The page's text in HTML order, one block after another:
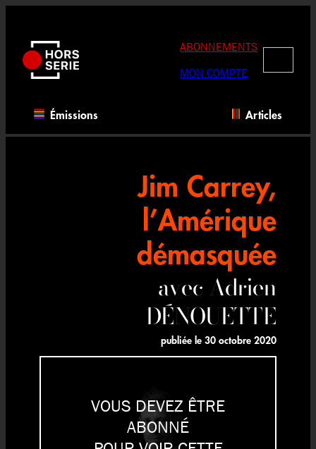
contenu
ABONNEMENTS
MON COMPTE
Émissions Articles
Jim Carrey,
l’Amérique
démasquée
avec Adrien
DÉNOUETTE
publiée le 30 octobre 2020
VOUS DEVEZ ÊTRE
ABONNÉ